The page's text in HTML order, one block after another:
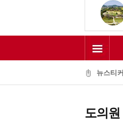
뉴스티커
도의원